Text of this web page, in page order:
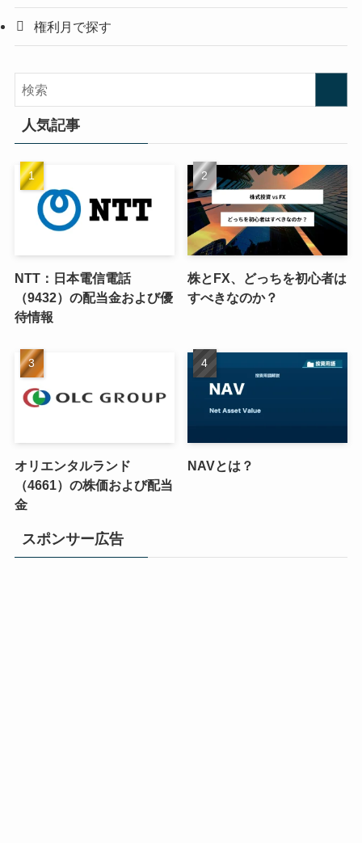
権利月で探す
人気記事
NTT：日本電信電話
（9432）の配当金および優
待情報
株とFX、どっちを初心者は
すべきなのか？
オリエンタルランド
（4661）の株価および配当
金
NAVとは？
スポンサー広告